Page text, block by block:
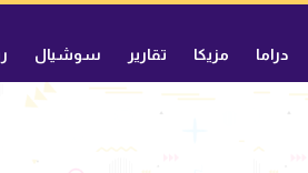
دراما مزيكا تقارير سوشيال